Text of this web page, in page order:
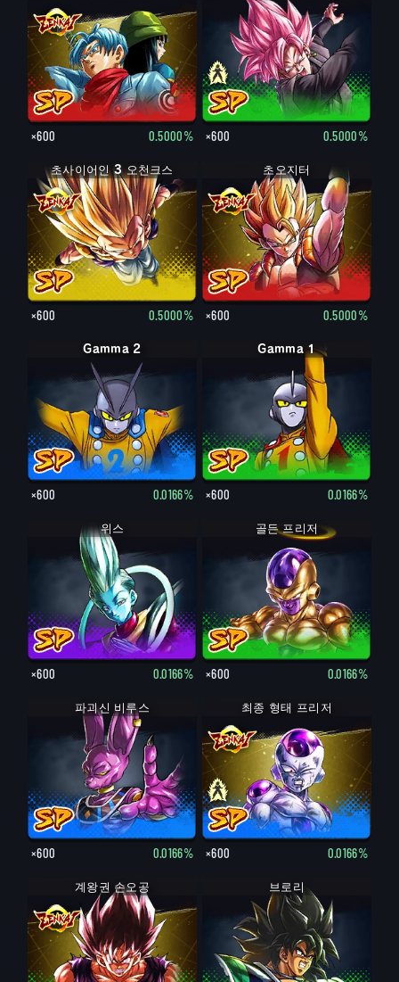
×600 0.5000% ×600 0.5000%
초사이어인 3 오천크스
×600 0.5000%
초오지터
×600 0.5000%
Gamma 2
×600 0.0166%
Gamma 1
×600 0.0166%
위스
×600 0.0166%
골든 프리저
×600 0.0166%
파괴신 비루스
×600 0.0166%
최종 형태 프리저
최종 형태 프리저
×600 0.0166%
계왕권 손오공 브로리